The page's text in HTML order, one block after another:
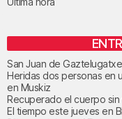
San Juan de
Heridas dos personas en
en Muskiz
Recuperado el cuerpo sin
El tiempo este jueves en